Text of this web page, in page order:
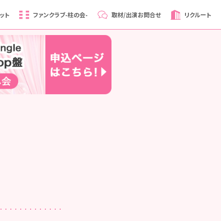
ト ファンクラブ-柱の会- 取材/出演お問合せ リクルート